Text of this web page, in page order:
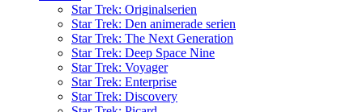
Star Trek: Originalserien
Star Trek: Den animerade serien
Star Trek: The Next Generation
Star Trek: Deep Space Nine
Star Trek: Voyager
Star Trek: Enterprise
Star Trek: Discovery